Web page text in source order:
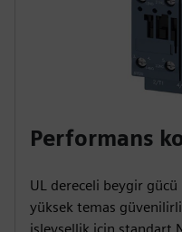
Performans
UL dereceli beygir
yüksek temas